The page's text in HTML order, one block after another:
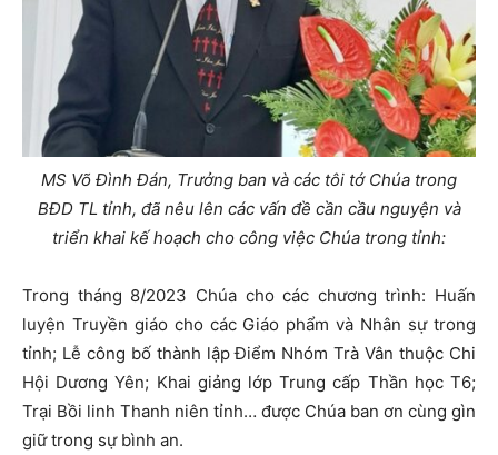
MS Võ Đình Đán, Trưởng ban và các tôi tớ Chúa trong
BĐD TL tỉnh, đã nêu lên các vấn đề cần cầu nguyện và
triển khai kế hoạch cho công việc Chúa trong tỉnh:
Trong tháng 8/2023 Chúa cho các chương trình: Huấn
luyện Truyền giáo cho các Giáo phẩm và Nhân sự trong
tỉnh; Lễ công bố thành lập Điểm Nhóm Trà Vân thuộc Chi
Hội Dương Yên; Khai giảng lớp Trung cấp Thần học T6;
Trại Bồi linh Thanh niên tỉnh… được Chúa ban ơn cùng gìn
giữ trong sự bình an.